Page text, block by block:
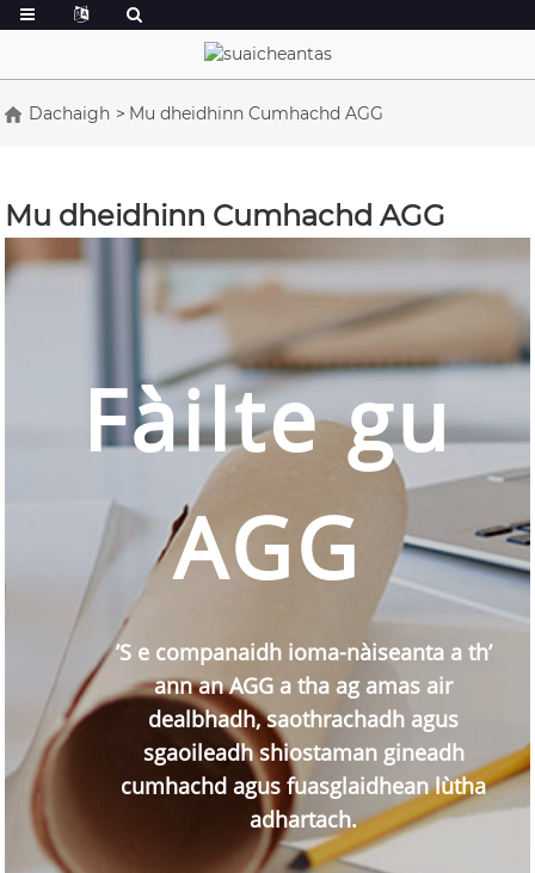
Dachaigh Mu dheidhinn Cumhachd AGG
Mu dheidhinn Cumhachd AGG
Fàilte gu
AGG
’S e companaidh ioma-nàiseanta a th’
ann an AGG a tha ag amas air
dealbhadh, saothrachadh agus
sgaoileadh shiostaman gineadh
cumhachd agus fuasglaidhean lùtha
adhartach.